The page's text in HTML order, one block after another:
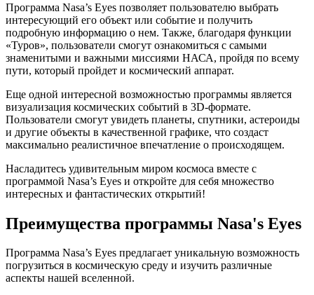
Программа Nasa’s Eyes позволяет пользователю выбрать
интересующий его объект или событие и получить
подробную информацию о нем. Также, благодаря функции
«Туров», пользователи смогут ознакомиться с самыми
знаменитыми и важными миссиями НАСА, пройдя по всему
пути, который пройдет и космический аппарат.
Еще одной интересной возможностью программы является
визуализация космических событий в 3D-формате.
Пользователи смогут увидеть планеты, спутники, астероиды
и другие объекты в качественной графике, что создаст
максимально реалистичное впечатление о происходящем.
Насладитесь удивительным миром космоса вместе с
программой Nasa’s Eyes и откройте для себя множество
интересных и фантастических открытий!
Преимущества программы Nasa's Eyes
Программа Nasa’s Eyes предлагает уникальную возможность
погрузиться в космическую среду и изучить различные
аспекты нашей вселенной.